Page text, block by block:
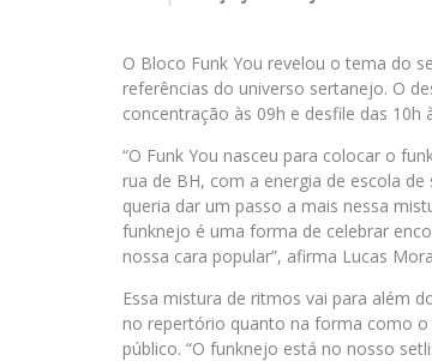
O Bloco Funk You revelou o tema do
referências do universo sertanejo. O
concentração às 09h e desfile das 10h
“O Funk You nasceu para colocar o
rua de BH, com a energia de escola de
queria dar um passo a mais nessa
funknejo é uma forma de celebrar
nossa cara popular”, afirma Lucas
Essa mistura de ritmos vai para além
no repertório quanto na forma como
público. “O funknejo está no nosso